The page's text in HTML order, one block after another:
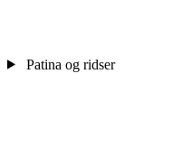
Patina og ridser